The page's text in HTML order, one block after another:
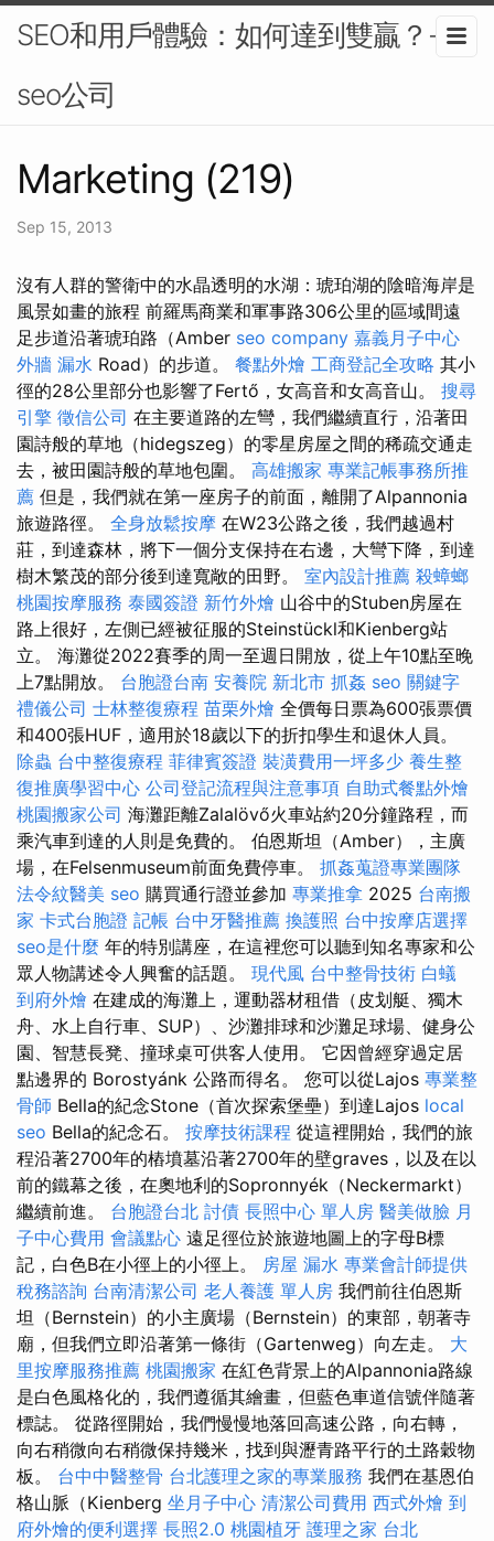
SEO和用戶體驗：如何達到雙贏？-
seo公司
Marketing (219)
Sep 15, 2013
沒有人群的警衛中的水晶透明的水湖：琥珀湖的陰暗海岸是
風景如畫的旅程 前羅馬商業和軍事路306公里的區域間遠
足步道沿著琥珀路（Amber seo company 嘉義月子中心
外牆 漏水 Road）的步道。 餐點外燴 工商登記全攻略 其小
徑的28公里部分也影響了Fertő，女高音和女高音山。 搜尋
引擎 徵信公司 在主要道路的左彎，我們繼續直行，沿著田
園詩般的草地（hidegszeg）的零星房屋之間的稀疏交通走
去，被田園詩般的草地包圍。 高雄搬家 專業記帳事務所推
薦 但是，我們就在第一座房子的前面，離開了Alpannonia
旅遊路徑。 全身放鬆按摩 在W23公路之後，我們越過村
莊，到達森林，將下一個分支保持在右邊，大彎下降，到達
樹木繁茂的部分後到達寬敞的田野。 室內設計推薦 殺蟑螂
桃園按摩服務 泰國簽證 新竹外燴 山谷中的Stuben房屋在
路上很好，左側已經被征服的Steinstückl和Kienberg站
立。 海灘從2022賽季的周一至週日開放，從上午10點至晚
上7點開放。 台胞證台南 安養院 新北市 抓姦 seo 關鍵字
禮儀公司 士林整復療程 苗栗外燴 全價每日票為600張票價
和400張HUF，適用於18歲以下的折扣學生和退休人員。
除蟲 台中整復療程 菲律賓簽證 裝潢費用一坪多少 養生整
復推廣學習中心 公司登記流程與注意事項 自助式餐點外燴
桃園搬家公司 海灘距離Zalalövő火車站約20分鐘路程，而
乘汽車到達的人則是免費的。 伯恩斯坦（Amber），主廣
場，在Felsenmuseum前面免費停車。 抓姦蒐證專業團隊
法令紋醫美 seo 購買通行證並參加 專業推拿 2025 台南搬
家 卡式台胞證 記帳 台中牙醫推薦 換護照 台中按摩店選擇
seo是什麼 年的特別講座，在這裡您可以聽到知名專家和公
眾人物講述令人興奮的話題。 現代風 台中整骨技術 白蟻
到府外燴 在建成的海灘上，運動器材租借（皮划艇、獨木
舟、水上自行車、SUP）、沙灘排球和沙灘足球場、健身公
園、智慧長凳、撞球桌可供客人使用。 它因曾經穿過定居
點邊界的 Borostyánk 公路而得名。 您可以從Lajos 專業整
骨師 Bella的紀念Stone（首次探索堡壘）到達Lajos local
seo Bella的紀念石。 按摩技術課程 從這裡開始，我們的旅
程沿著2700年的樁墳墓沿著2700年的壁graves，以及在以
前的鐵幕之後，在奧地利的Sopronnyék（Neckermarkt）
繼續前進。 台胞證台北 討債 長照中心 單人房 醫美做臉 月
子中心費用 會議點心 遠足徑位於旅遊地圖上的字母B標
記，白色B在小徑上的小徑上。 房屋 漏水 專業會計師提供
稅務諮詢 台南清潔公司 老人養護 單人房 我們前往伯恩斯
坦（Bernstein）的小主廣場（Bernstein）的東部，朝著寺
廟，但我們立即沿著第一條街（Gartenweg）向左走。 大
里按摩服務推薦 桃園搬家 在紅色背景上的Alpannonia路線
是白色風格化的，我們遵循其繪畫，但藍色車道信號伴隨著
標誌。 從路徑開始，我們慢慢地落回高速公路，向右轉，
向右稍微向右稍微保持幾米，找到與瀝青路平行的土路穀物
板。 台中中醫整骨 台北護理之家的專業服務 我們在基恩伯
格山脈（Kienberg 坐月子中心 清潔公司費用 西式外燴 到
府外燴的便利選擇 長照2.0 桃園植牙 護理之家 台北